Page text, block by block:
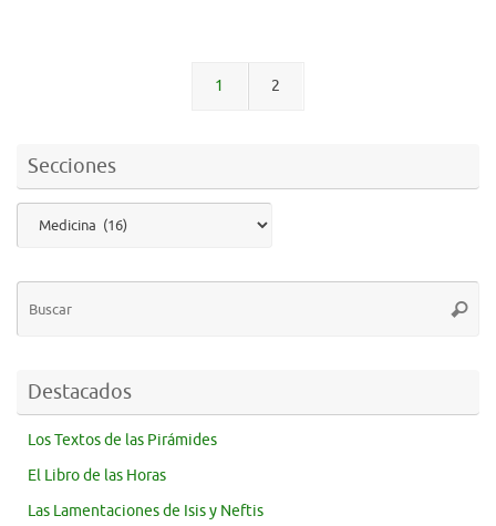
1 2
Secciones
Destacados
Los Textos de las Pirámides
El Libro de las Horas
Las Lamentaciones de Isis y Neftis